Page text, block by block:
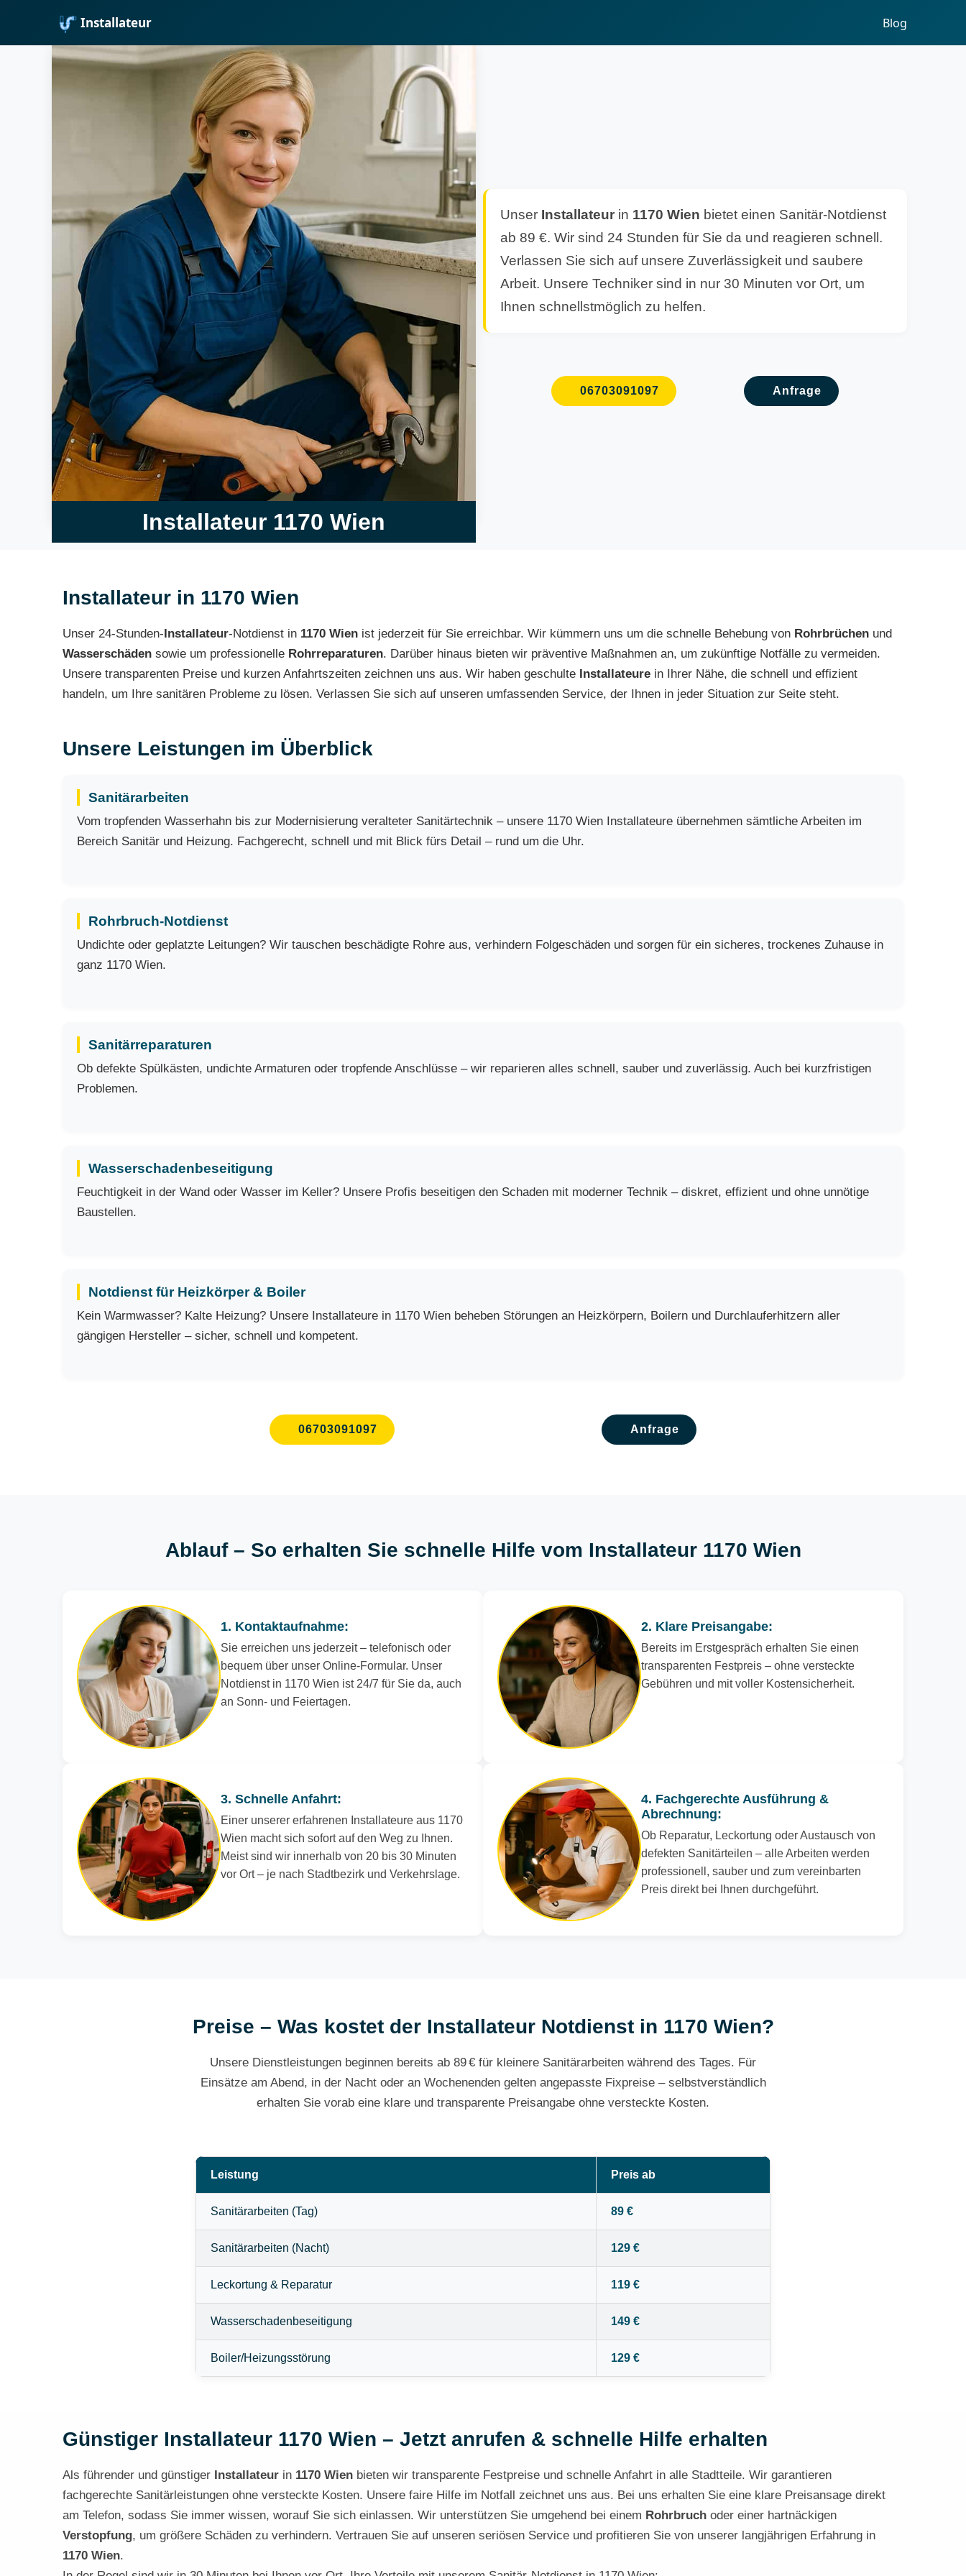
Installateur Blog
Installateur 1170 Wien
Unser Installateur in 1170 Wien bietet einen Sanitär-Notdienst
ab 89 €. Wir sind 24 Stunden für Sie da und reagieren schnell.
Verlassen Sie sich auf unsere Zuverlässigkeit und saubere
Arbeit. Unsere Techniker sind in nur 30 Minuten vor Ort, um
Ihnen schnellstmöglich zu helfen.
06703091097 Anfrage
Installateur in 1170 Wien
Unser 24-Stunden-Installateur-Notdienst in 1170 Wien ist jederzeit für Sie erreichbar. Wir kümmern uns um die schnelle Behebung von Rohrbrüchen und
Wasserschäden sowie um professionelle Rohrreparaturen. Darüber hinaus bieten wir präventive Maßnahmen an, um zukünftige Notfälle zu vermeiden.
Unsere transparenten Preise und kurzen Anfahrtszeiten zeichnen uns aus. Wir haben geschulte Installateure in Ihrer Nähe, die schnell und effizient
handeln, um Ihre sanitären Probleme zu lösen. Verlassen Sie sich auf unseren umfassenden Service, der Ihnen in jeder Situation zur Seite steht.
Unsere Leistungen im Überblick
Sanitärarbeiten
Vom tropfenden Wasserhahn bis zur Modernisierung veralteter Sanitärtechnik – unsere 1170 Wien Installateure übernehmen sämtliche Arbeiten im
Bereich Sanitär und Heizung. Fachgerecht, schnell und mit Blick fürs Detail – rund um die Uhr.
Rohrbruch-Notdienst
Undichte oder geplatzte Leitungen? Wir tauschen beschädigte Rohre aus, verhindern Folgeschäden und sorgen für ein sicheres, trockenes Zuhause in
ganz 1170 Wien.
Sanitärreparaturen
Ob defekte Spülkästen, undichte Armaturen oder tropfende Anschlüsse – wir reparieren alles schnell, sauber und zuverlässig. Auch bei kurzfristigen
Problemen.
Wasserschadenbeseitigung
Feuchtigkeit in der Wand oder Wasser im Keller? Unsere Profis beseitigen den Schaden mit moderner Technik – diskret, effizient und ohne unnötige
Baustellen.
Notdienst für Heizkörper & Boiler
Kein Warmwasser? Kalte Heizung? Unsere Installateure in 1170 Wien beheben Störungen an Heizkörpern, Boilern und Durchlauferhitzern aller
gängigen Hersteller – sicher, schnell und kompetent.
06703091097 Anfrage
Ablauf – So erhalten Sie schnelle Hilfe vom Installateur 1170 Wien
1. Kontaktaufnahme:
Sie erreichen uns jederzeit – telefonisch oder
bequem über unser Online-Formular. Unser
Notdienst in 1170 Wien ist 24/7 für Sie da, auch
an Sonn- und Feiertagen.
2. Klare Preisangabe:
Bereits im Erstgespräch erhalten Sie einen
transparenten Festpreis – ohne versteckte
Gebühren und mit voller Kostensicherheit.
3. Schnelle Anfahrt:
Einer unserer erfahrenen Installateure aus 1170
Wien macht sich sofort auf den Weg zu Ihnen.
Meist sind wir innerhalb von 20 bis 30 Minuten
vor Ort – je nach Stadtbezirk und Verkehrslage.
4. Fachgerechte Ausführung &
Abrechnung:
Ob Reparatur, Leckortung oder Austausch von
defekten Sanitärteilen – alle Arbeiten werden
professionell, sauber und zum vereinbarten
Preis direkt bei Ihnen durchgeführt.
Preise – Was kostet der Installateur Notdienst in 1170 Wien?
Unsere Dienstleistungen beginnen bereits ab 89 € für kleinere Sanitärarbeiten während des Tages. Für
Einsätze am Abend, in der Nacht oder an Wochenenden gelten angepasste Fixpreise – selbstverständlich
erhalten Sie vorab eine klare und transparente Preisangabe ohne versteckte Kosten.
Leistung Preis ab
Sanitärarbeiten (Tag) 89 €
Sanitärarbeiten (Nacht) 129 €
Leckortung & Reparatur 119 €
Wasserschadenbeseitigung 149 €
Boiler/Heizungsstörung 129 €
Günstiger Installateur 1170 Wien – Jetzt anrufen & schnelle Hilfe erhalten
Als führender und günstiger Installateur in 1170 Wien bieten wir transparente Festpreise und schnelle Anfahrt in alle Stadtteile. Wir garantieren
fachgerechte Sanitärleistungen ohne versteckte Kosten. Unsere faire Hilfe im Notfall zeichnet uns aus. Bei uns erhalten Sie eine klare Preisansage direkt
am Telefon, sodass Sie immer wissen, worauf Sie sich einlassen. Wir unterstützen Sie umgehend bei einem Rohrbruch oder einer hartnäckigen
Verstopfung, um größere Schäden zu verhindern. Vertrauen Sie auf unseren seriösen Service und profitieren Sie von unserer langjährigen Erfahrung in
1170 Wien.